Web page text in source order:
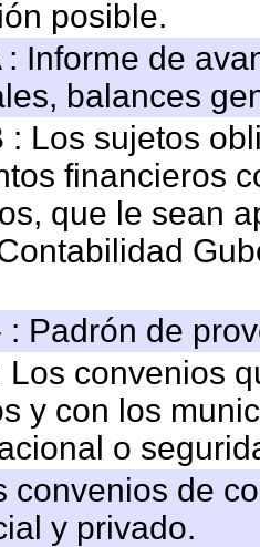
posible.
: Informe de
balances
: Los sujetos
financieros
que le sean
: Padrón de
Los convenios
y con los
o
convenios de
y privado.